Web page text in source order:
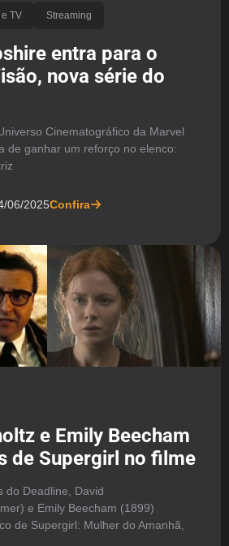
TV Streaming
entra para o
nova série do
Cinematográfico da Marvel
de ganhar um reforço no elenco:
06/2025Confira
e Emily Beecham
de Supergirl no filme
do Deadline, David
e Emily Beecham (1899)
de Supergirl: Mulher do Amanhã,